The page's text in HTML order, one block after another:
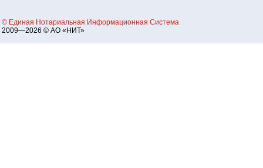
© Единая Нотариальная Информационная Система
2009—2026 © АО «НИТ»